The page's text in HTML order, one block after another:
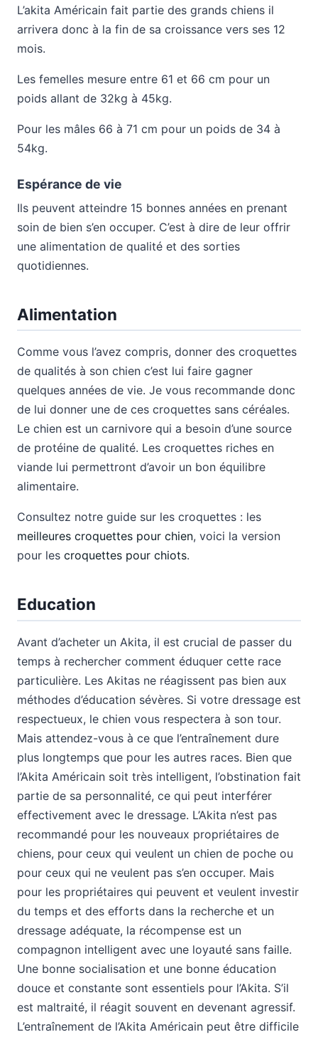
L’akita Américain fait partie des grands chiens il
arrivera donc à la fin de sa croissance vers ses 12
mois.
Les femelles mesure entre 61 et 66 cm pour un
poids allant de 32kg à 45kg.
Pour les mâles 66 à 71 cm pour un poids de 34 à
54kg.
Espérance de vie
Ils peuvent atteindre 15 bonnes années en prenant
soin de bien s’en occuper. C’est à dire de leur offrir
une alimentation de qualité et des sorties
quotidiennes.
Alimentation
Comme vous l’avez compris, donner des croquettes
de qualités à son chien c’est lui faire gagner
quelques années de vie. Je vous recommande donc
de lui donner une de ces croquettes sans céréales.
Le chien est un carnivore qui a besoin d’une source
de protéine de qualité. Les croquettes riches en
viande lui permettront d’avoir un bon équilibre
alimentaire.
Consultez notre guide sur les croquettes : les
meilleures croquettes pour chien, voici la version
pour les croquettes pour chiots.
Education
Avant d’acheter un Akita, il est crucial de passer du
temps à rechercher comment éduquer cette race
particulière. Les Akitas ne réagissent pas bien aux
méthodes d’éducation sévères. Si votre dressage est
respectueux, le chien vous respectera à son tour.
Mais attendez-vous à ce que l’entraînement dure
plus longtemps que pour les autres races. Bien que
l’Akita Américain soit très intelligent, l’obstination fait
partie de sa personnalité, ce qui peut interférer
effectivement avec le dressage. L’Akita n’est pas
recommandé pour les nouveaux propriétaires de
chiens, pour ceux qui veulent un chien de poche ou
pour ceux qui ne veulent pas s’en occuper. Mais
pour les propriétaires qui peuvent et veulent investir
du temps et des efforts dans la recherche et un
dressage adéquate, la récompense est un
compagnon intelligent avec une loyauté sans faille.
Une bonne socialisation et une bonne éducation
douce et constante sont essentiels pour l’Akita. S’il
est maltraité, il réagit souvent en devenant agressif.
L’entraînement de l’Akita Américain peut être difficile